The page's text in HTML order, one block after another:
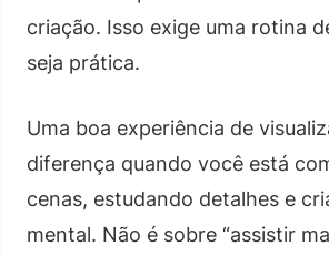
criação. Isso exige uma rotina
seja prática.
Uma boa experiência de
diferença quando você está
cenas, estudando detalhes e
mental. Não é sobre “assistir